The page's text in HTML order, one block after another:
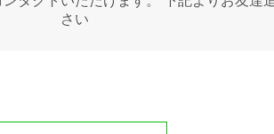
さい